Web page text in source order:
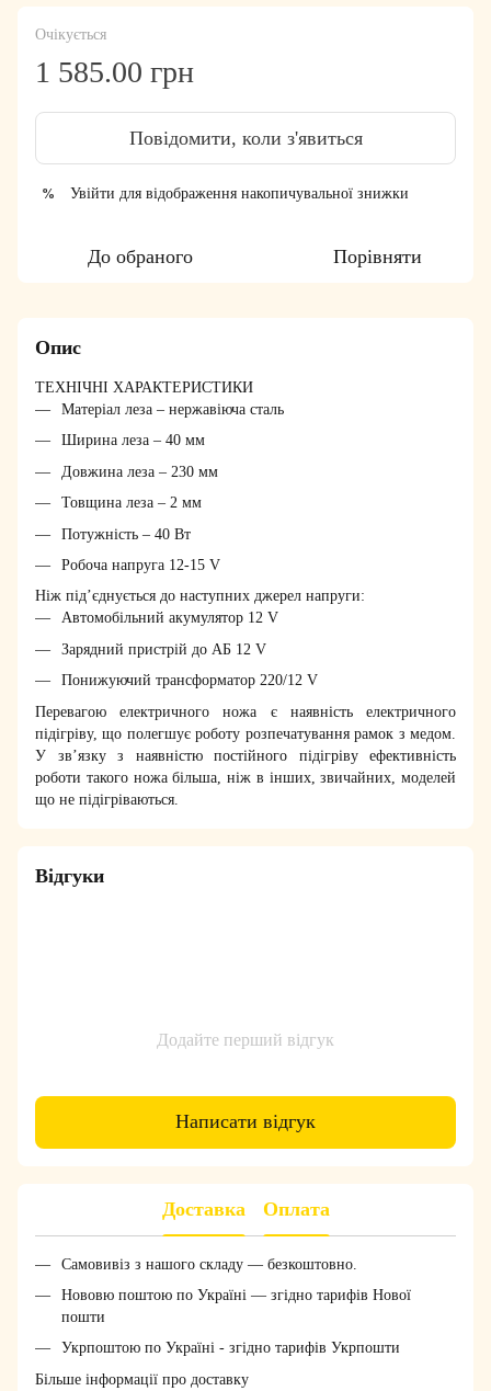
Очікується
1 585.00 грн
Повідомити, коли з'явиться
% Увійти для відображення накопичувальної знижки
До обраного Порівняти
Опис
ТЕХНІЧНІ ХАРАКТЕРИСТИКИ
Матеріал леза – нержавіюча сталь
Ширина леза – 40 мм
Довжина леза – 230 мм
Товщина леза – 2 мм
Потужність – 40 Вт
Робоча напруга 12-15 V
Ніж під’єднується до наступних джерел напруги:
Автомобільний акумулятор 12 V
Зарядний пристрій до АБ 12 V
Понижуючий трансформатор 220/12 V
Перевагою електричного ножа є наявність електричного
підігріву, що полегшує роботу розпечатування рамок з медом.
У зв’язку з наявністю постійного підігріву ефективність
роботи такого ножа більша, ніж в інших, звичайних, моделей
що не підігріваються.
Відгуки
Додайте перший відгук
Написати відгук
Доставка Оплата
Самовивіз з нашого складу — безкоштовно.
Нововю поштою по Україні — згідно тарифів Нової
пошти
Укрпоштою по Україні - згідно тарифів Укрпошти
Більше інформації про доставку